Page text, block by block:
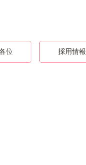
位 採用情報